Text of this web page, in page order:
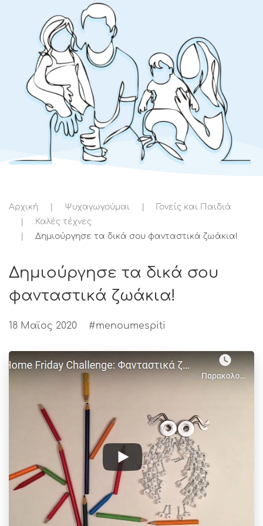
Αρχική Ψυχαγωγούμαι
Γονείς και Παιδιά
Καλές τέχνες
Δημιούργησε τα δικά σου φανταστικά ζωάκια!
Δημιούργησε τα δικά σου
φανταστικά ζωάκια!
18 Μαϊος 2020 #menoumespiti